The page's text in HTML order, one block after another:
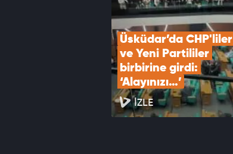
Üsküdar’da CHP'liler
ve Yeni Partililer
birbirine girdi:
‘Alayınızı…’
İZLE